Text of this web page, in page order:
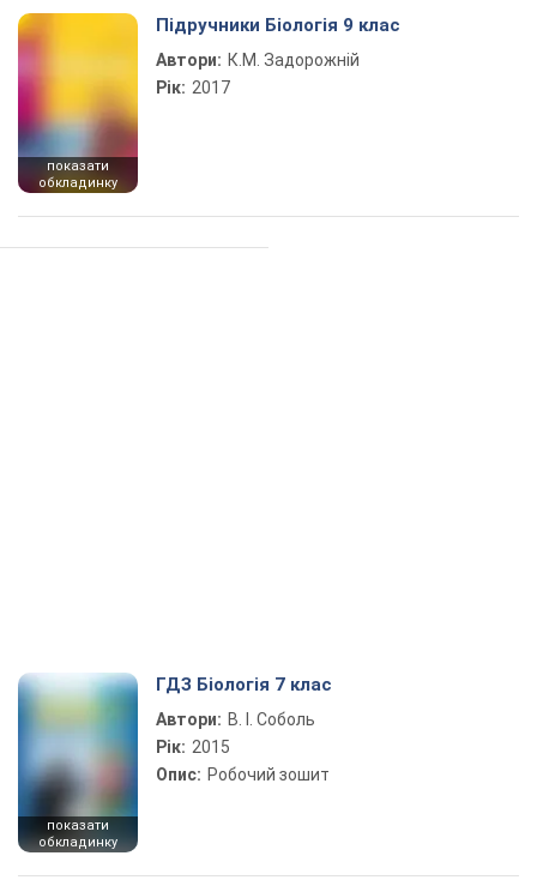
показати
обкладинку
Підручники Біологія 9 клас
Автори: К.М. Задорожній
Рік: 2017
показати
обкладинку
ГДЗ Біологія 7 клас
Автори: В. І. Соболь
Рік: 2015
Опис: Робочий зошит